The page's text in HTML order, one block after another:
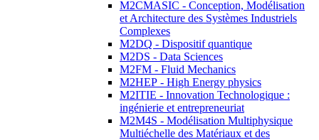
M2CMASIC - Conception, Modélisation
et Architecture des Systèmes Industriels
Complexes
M2DQ - Dispositif quantique
M2DS - Data Sciences
M2FM - Fluid Mechanics
M2HEP - High Energy physics
M2ITIE - Innovation Technologique :
ingénierie et entrepreneuriat
M2M4S - Modélisation Multiphysique
Multiéchelle des Matériaux et des